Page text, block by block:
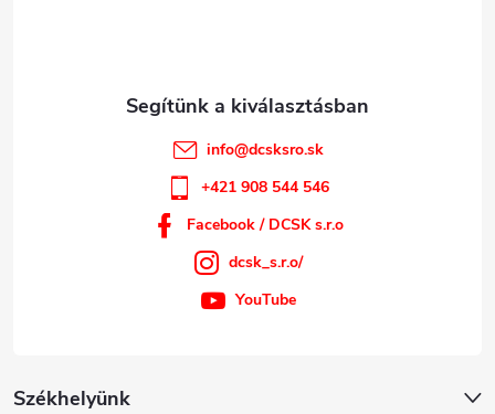
Székhelyünk
info@dcsksro.sk
+421 908 544 546
Facebook / DCSK s.r.o
dcsk_s.r.o/
YouTube